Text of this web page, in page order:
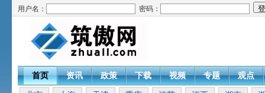
用户名： 密码：
首页 资讯 政策 下载 视频 专题 观点